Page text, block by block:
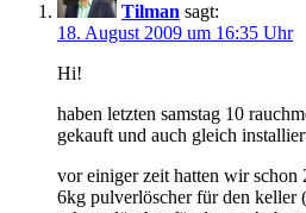
Tilman sagt:
18. August 2009 um 16:35 Uhr
Hi!
haben letzten samstag 10
gekauft und auch gleich
vor einiger zeit hatten wir schon
6kg pulverlöscher für den keller